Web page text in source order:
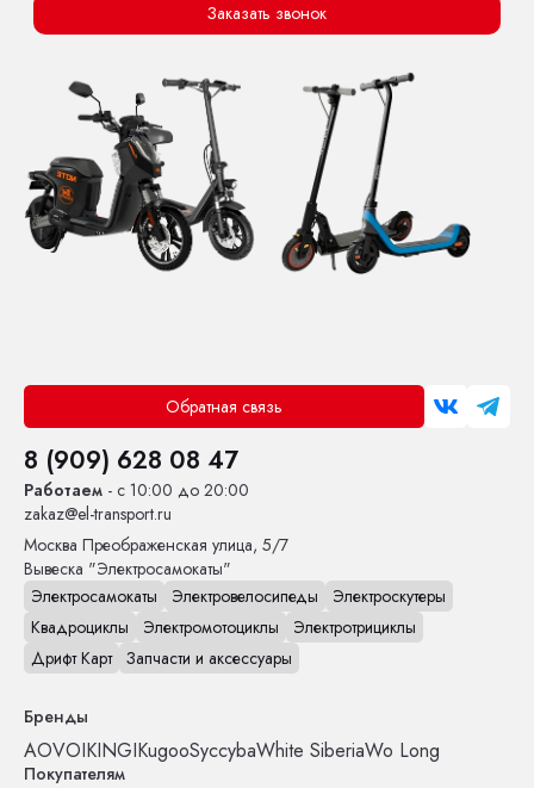
Заказать звонок
Обратная связь
8 (909) 628 08 47
Работаем - с 10:00 до 20:00
zakaz@el-transport.ru
Москва Преображенская улица, 5/7
Вывеска "Электросамокаты"
Электросамокаты
Электровелосипеды
Электроскутеры
Квадроциклы
Электромотоциклы
Электротрициклы
Дрифт Карт Запчасти и аксессуары
Бренды
AOVOIKINGIKugooSyccybaWhite SiberiaWo Long
Покупателям